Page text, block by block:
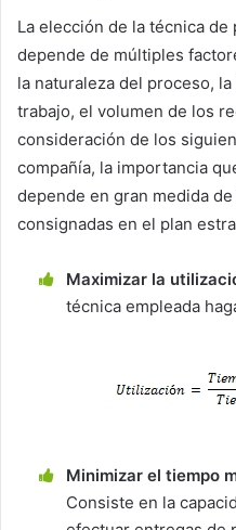
La elección de la técnica
depende de múltiples
la naturaleza del proceso,
trabajo, el volumen de los
consideración de los
compañía, la importancia
depende en gran medida
consignadas en el plan
Maximizar la
técnica empleada
Minimizar el tiempo
Consiste en la